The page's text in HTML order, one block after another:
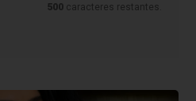
500 caracteres restantes.